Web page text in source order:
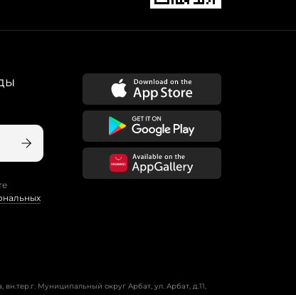
вн.тер.г. Муниципальный округ Арбат, ул. Арбат, д.11,